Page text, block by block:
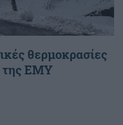
θερμοκρασίες
της ΕΜΥ